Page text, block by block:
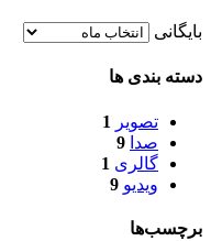
بایگانی
دسته بندی ها
تصویر
1
صدا 9
گالری 1
ویدیو 9
برچسب‌ها